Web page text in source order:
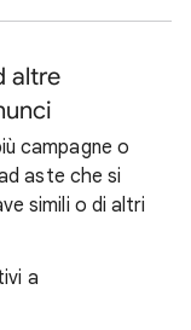
altre
campagne o
aste che si
simili o di altri
a